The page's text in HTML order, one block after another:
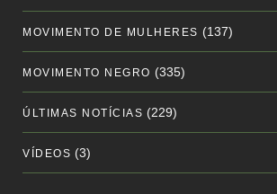
MOVIMENTO DE MULHERES (137)
MOVIMENTO NEGRO (335)
ÚLTIMAS NOTÍCIAS (229)
VÍDEOS (3)